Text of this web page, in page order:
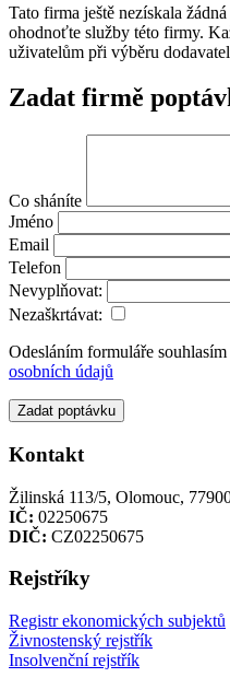
Tato firma ještě nezískala
ohodnoťte služby této firmy.
uživatelům při výběru
Zadat firmě
Co sháníte
Jméno
Email
Telefon
Nevyplňovat:
Nezaškrtávat:
Odesláním formuláře
osobních údajů
Zadat poptávku
Kontakt
Žilinská 113/5, Olomouc,
IČ: 02250675
DIČ: CZ02250675
Rejstříky
Registr ekonomických subjektů
Živnostenský rejstřík
Insolvenční rejstřík